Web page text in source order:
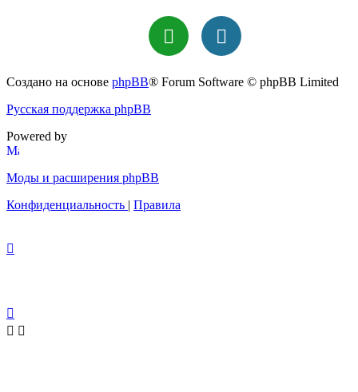
Создано на основе phpBB® Forum Software © phpBB Limited
Русская поддержка phpBB
Powered by
Моды и расширения phpBB
Конфиденциальность | Правила